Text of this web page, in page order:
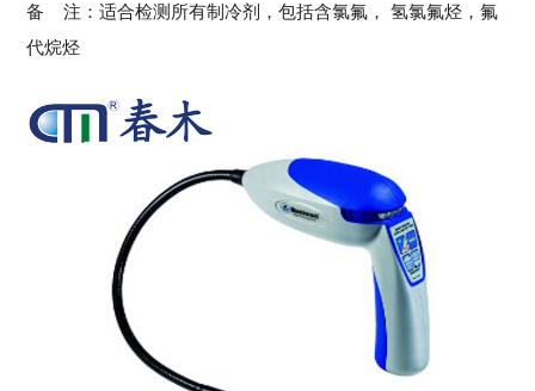
备 注：适合检测所有制冷剂，包括含氯氟， 氢氯氟烃，氟
代烷烃